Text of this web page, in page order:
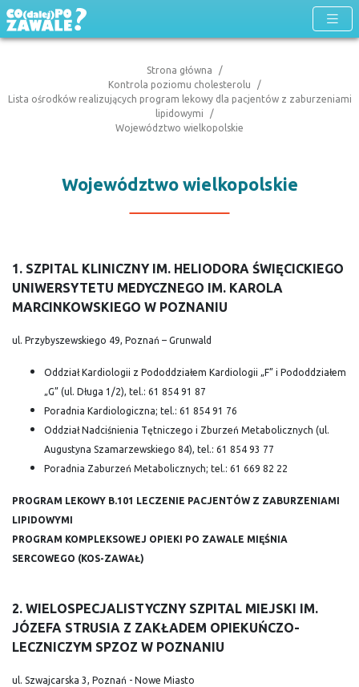
Strona główna
Kontrola poziomu cholesterolu
Lista ośrodków realizujących program lekowy dla pacjentów z zaburzeniami
lipidowymi
Województwo wielkopolskie
Województwo wielkopolskie
1. SZPITAL KLINICZNY IM. HELIODORA ŚWIĘCICKIEGO
UNIWERSYTETU MEDYCZNEGO IM. KAROLA
MARCINKOWSKIEGO W POZNANIU
ul. Przybyszewskiego 49, Poznań – Grunwald
Oddział Kardiologii z Pododdziałem Kardiologii „F” i Pododdziałem
„G” (ul. Długa 1/2), tel.: 61 854 91 87
Poradnia Kardiologiczna; tel.: 61 854 91 76
Oddział Nadciśnienia Tętniczego i Zburzeń Metabolicznych (ul.
Augustyna Szamarzewskiego 84), tel.: 61 854 93 77
Poradnia Zaburzeń Metabolicznych; tel.: 61 669 82 22
PROGRAM LEKOWY B.101 LECZENIE PACJENTÓW Z ZABURZENIAMI
LIPIDOWYMI
PROGRAM KOMPLEKSOWEJ OPIEKI PO ZAWALE MIĘŚNIA
SERCOWEGO (KOS-ZAWAŁ)
2. WIELOSPECJALISTYCZNY SZPITAL MIEJSKI IM.
JÓZEFA STRUSIA Z ZAKŁADEM OPIEKUŃCZO-
LECZNICZYM SPZOZ W POZNANIU
ul. Szwajcarska 3, Poznań - Nowe Miasto